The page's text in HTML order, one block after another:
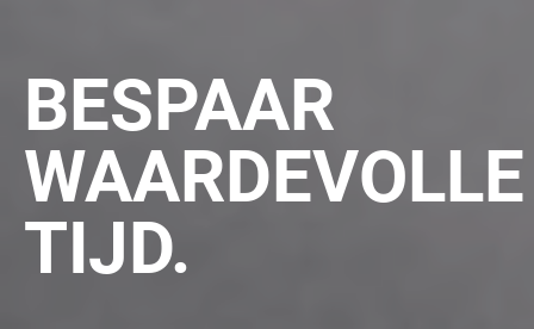
BESPAAR
WAARDEVOLLE
TIJD.